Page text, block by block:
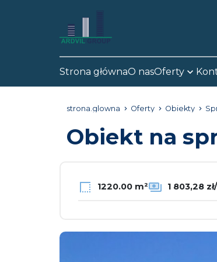
Strona głównaO nasOferty
strona.glowna Oferty Obiekty
Obiekt na
1220.00 m² 1 803,28